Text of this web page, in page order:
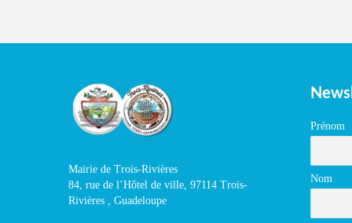
Mairie de Trois-Rivières
84, rue de l’Hôtel de ville, 97114 Trois-
Rivières , Guadeloupe
Prénom
Nom